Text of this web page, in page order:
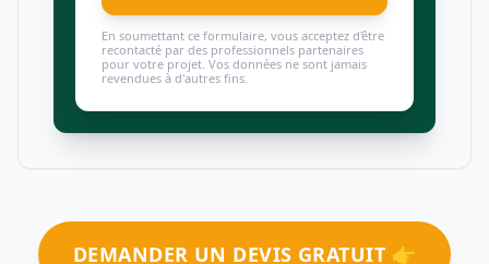
En soumettant ce formulaire, vous acceptez d'être
recontacté par des professionnels partenaires
pour votre projet. Vos données ne sont jamais
revendues à d'autres fins.
DEMANDER UN DEVIS GRATUIT 👉